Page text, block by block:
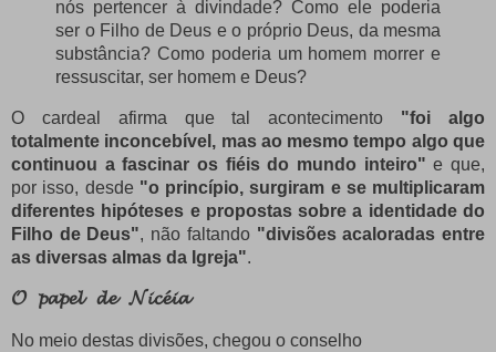
nós pertencer à divindade? Como ele poderia
ser o Filho de Deus e o próprio Deus, da mesma
substância? Como poderia um homem morrer e
ressuscitar, ser homem e Deus?
O cardeal afirma que tal acontecimento "foi algo
totalmente inconcebível, mas ao mesmo tempo algo que
continuou a fascinar os fiéis do mundo inteiro"e que,
por isso, desde "o princípio, surgiram e se multiplicaram
diferentes hipóteses e propostas sobre a identidade do
Filho de Deus", não faltando "divisões acaloradas entre
as diversas almas da Igreja".
𝓞 𝓹𝓪𝓹𝓮𝓵 𝓭𝓮 𝓝𝓲𝓬𝓮́𝓲𝓪
No meio destas divisões, chegou o conselho